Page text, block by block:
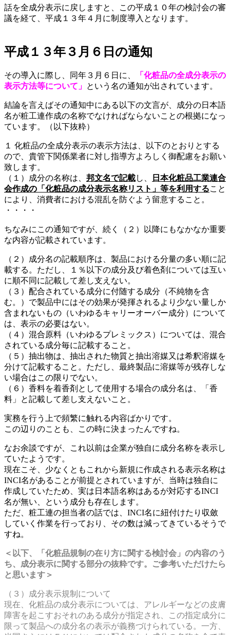
話を全成分表示に戻しますと、この平成１０年の検討会の審
議を経て、平成１３年４月に制度導入となります。
平成１３年３月６日の通知
その導入に際し、同年３月６日に、
「化粧品の全成分表示の
表示方法等について」 という名の通知が出されています。
結論を言えばその通知中にある以下の文言が、成分の日本語
名が粧工連作成の名称でなければならないことの根拠になっ
ています。（以下抜粋）
１ 化粧品の全成分表示の表示方法は、以下のとおりとする
ので、貴管下関係業者に対し指導方よろしく御配慮をお願い
致します。
（１）成分の名称は、 邦文名で記載し、
日本化粧品工業連合
会作成の「化粧品の成分表示名称リスト」等を利用すること
により、消費者における混乱を防ぐよう留意すること。
・・・・
ちなみにこの通知ですが、続く（２）以降にもなかなか重要
な内容が記載されています。
（２）成分名の記載順序は、製品における分量の多い順に記
載する。ただし、１％以下の成分及び着色剤については互い
に順不同に記載して差し支えない。
（３）配合されている成分に付随する成分（不純物を含
む。）で製品中にはその効果が発揮されるより少ない量しか
含まれないもの（いわゆるキャリーオーバー成分）について
は、表示の必要はない。
（４）混合原料（いわゆるプレミックス）については、混合
されている成分毎に記載すること。
（５）抽出物は、抽出された物質と抽出溶媒又は希釈溶媒を
分けて記載すること。ただし、最終製品に溶媒等が残存しな
い場合はこの限りでない。
（６）香料を着香剤として使用する場合の成分名は、「香
料」と記載して差し支えないこと。
実務を行う上で頻繁に触れる内容ばかりです。
この辺りのことも、この時に決まったんですね。
なお余談ですが、これ以前は企業が独自に成分名称を表示し
ていたようです。
現在こそ、少なくともこれから新規に作成される表示名称は
INCI名があることが前提とされていますが、当時は独自に
作成していたため、実は日本語名称はあるが対応するINCI
名が無い、という成分も存在します。
ただ、粧工連の担当者の話では、INCI名に紐付けたり収斂
していく作業を行っており、その数は減ってきているそうで
すね。
＜以下、「化粧品規制の在り方に関する検討会」の内容のう
ち、成分表示に関する部分の抜粋です。ご参考いただけたら
と思います＞
（３）成分表示規制について
現在、化粧品の成分表示については、アレルギーなどの皮膚
障害を起こすおそれのある成分が指定され、この指定成分に
限って製品への成分名の表示が義務づけられている。一方、